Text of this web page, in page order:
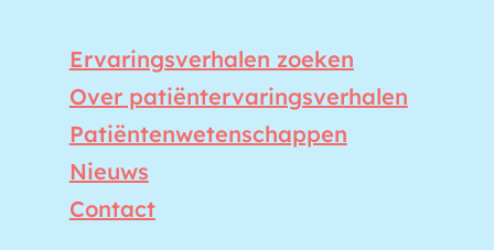
Ervaringsverhalen zoeken
Over patiëntervaringsverhalen
Patiëntenwetenschappen
Nieuws
Contact